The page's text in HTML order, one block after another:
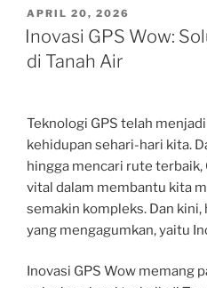
POSTED
ON
APRIL 20, 2026
Inovasi GPS Wow:
di Tanah Air
Teknologi GPS telah
kehidupan sehari-hari kita.
hingga mencari rute terbaik,
vital dalam membantu kita
semakin kompleks. Dan kini,
yang mengagumkan, yaitu
Inovasi GPS Wow memang